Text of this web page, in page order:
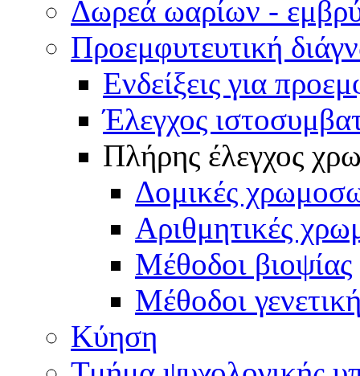
Δωρεά ωαρίων -
Προεμφυτευτική
Ενδείξεις για
Έλεγχος
Πλήρης έλεγχος
Δομικές
Αριθμητικές
Μέθοδοι βιοψίας
Mέθοδοι
Κύηση